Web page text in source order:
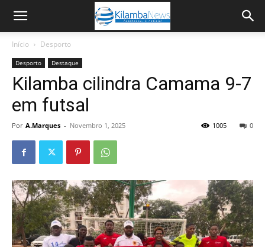
Início Desporto
Desporto Destaque
Kilamba cilindra Camama 9-7
em futsal
Por A.Marques - Novembro 1, 2025 0
1005